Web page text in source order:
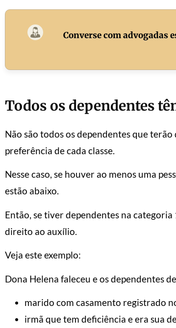
Converse com advogadas
Todos os dependentes
Não são todos os dependentes que
preferência de cada classe.
Nesse caso, se houver ao menos uma
estão abaixo.
Então, se tiver dependentes na
direito ao auxílio.
Veja este exemplo:
Dona Helena faleceu e os dependentes
marido com casamento registrado
irmã que tem deficiência e era sua